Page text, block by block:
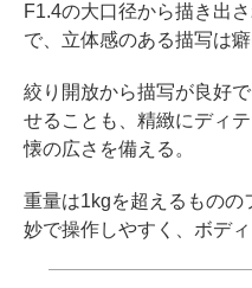
F1.4の大口径から描き出
で、立体感のある描写は癖
絞り開放から描写が良好
せることも、精緻にディ
懐の広さを備える。
重量は1kgを超えるものの
妙で操作しやすく、ボデ